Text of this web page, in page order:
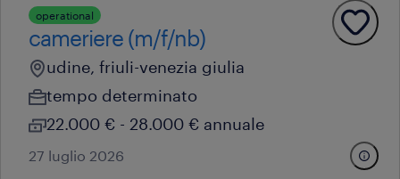
operational
cameriere (m/f/nb)
udine, friuli-venezia giulia
tempo determinato
22.000 € - 28.000 € annuale
27 luglio 2026